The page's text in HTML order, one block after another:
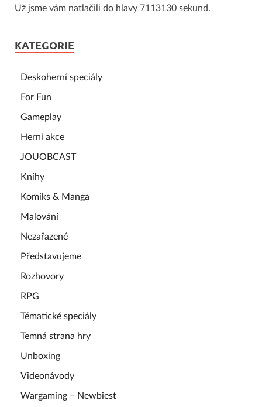
Už jsme vám natlačili do hlavy 7113130 sekund.
KATEGORIE
Deskoherní speciály
For Fun
Gameplay
Herní akce
JOUOBCAST
Knihy
Komiks & Manga
Malování
Nezařazené
Představujeme
Rozhovory
RPG
Tématické speciály
Temná strana hry
Unboxing
Videonávody
Wargaming – Newbiest